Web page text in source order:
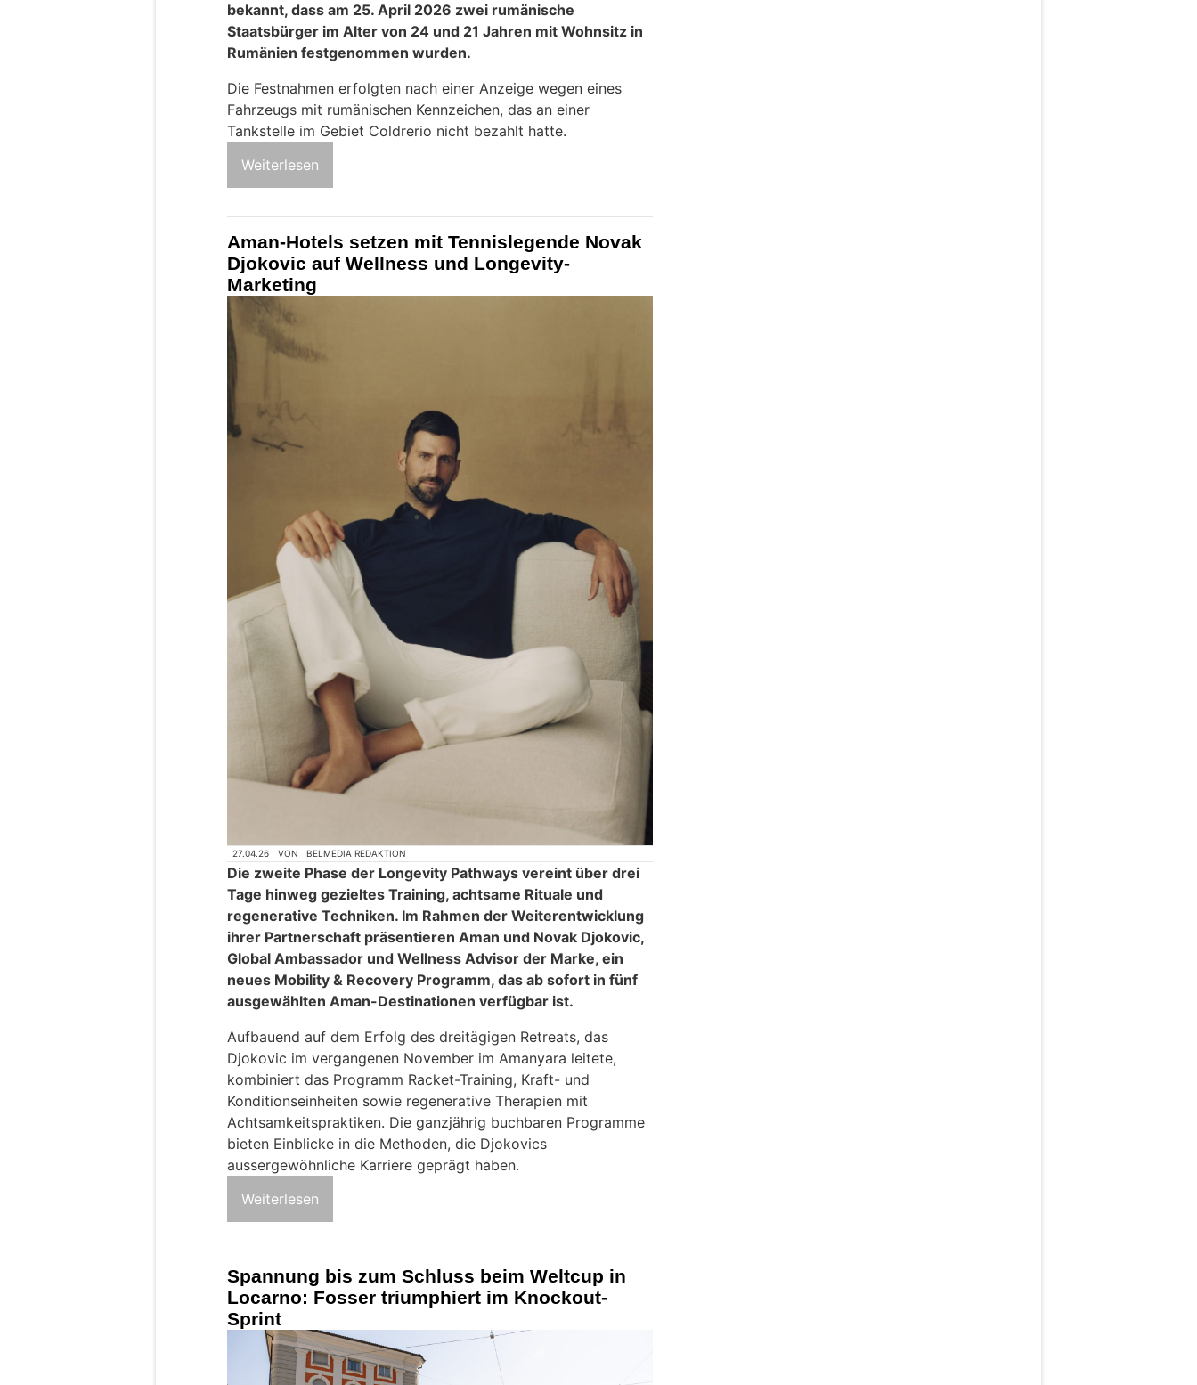
bekannt, dass am 25. April 2026 zwei rumänische
Staatsbürger im Alter von 24 und 21 Jahren mit Wohnsitz in
Rumänien festgenommen wurden.
Die Festnahmen erfolgten nach einer Anzeige wegen eines
Fahrzeugs mit rumänischen Kennzeichen, das an einer
Tankstelle im Gebiet Coldrerio nicht bezahlt hatte.
Weiterlesen
Aman-Hotels setzen mit Tennislegende Novak
Djokovic auf Wellness und Longevity-
Marketing
27.04.26 VON BELMEDIA REDAKTION
Die zweite Phase der Longevity Pathways vereint über drei
Tage hinweg gezieltes Training, achtsame Rituale und
regenerative Techniken. Im Rahmen der Weiterentwicklung
ihrer Partnerschaft präsentieren Aman und Novak Djokovic,
Global Ambassador und Wellness Advisor der Marke, ein
neues Mobility & Recovery Programm, das ab sofort in fünf
ausgewählten Aman-Destinationen verfügbar ist.
Aufbauend auf dem Erfolg des dreitägigen Retreats, das
Djokovic im vergangenen November im Amanyara leitete,
kombiniert das Programm Racket-Training, Kraft- und
Konditionseinheiten sowie regenerative Therapien mit
Achtsamkeitspraktiken. Die ganzjährig buchbaren Programme
bieten Einblicke in die Methoden, die Djokovics
aussergewöhnliche Karriere geprägt haben.
Weiterlesen
Spannung bis zum Schluss beim Weltcup in
Locarno: Fosser triumphiert im Knockout-
Sprint